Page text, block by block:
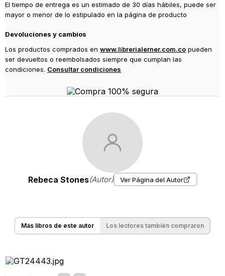
El tiempo de entrega es un estimado de 30 días hábiles, puede ser
mayor o menor de lo estipulado en la página de producto
Devoluciones y cambios
Los productos comprados en www.librerialerner.com.co pueden
ser devueltos o reembolsados siempre que cumplan las
condiciones. Consultar condiciones
Rebeca Stones(Autor) Ver Página del Autor
Más libros de este autor Los lectores también compraron